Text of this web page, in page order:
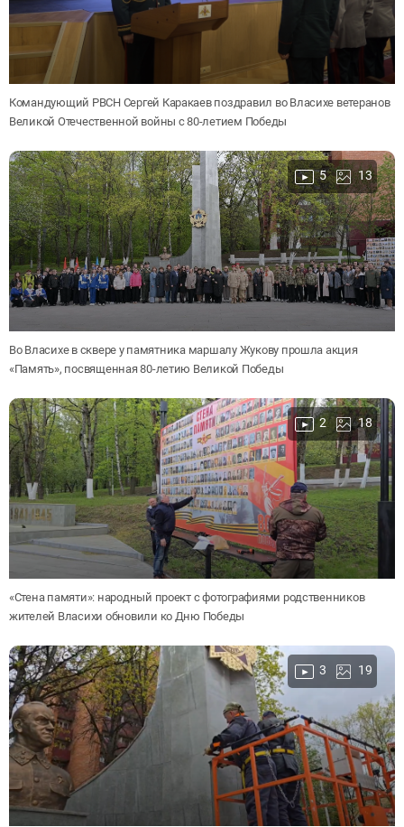
Командующий РВСН Сергей Каракаев поздравил во Власихе ветеранов
Великой Отечественной войны с 80-летием Победы
5 13
Во Власихе в сквере у памятника маршалу Жукову прошла акция
«Память», посвященная 80-летию Великой Победы
2 18
«Стена памяти»: народный проект с фотографиями родственников
жителей Власихи обновили ко Дню Победы
3 19